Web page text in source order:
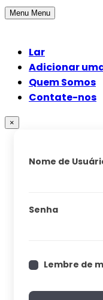
Menu Menu
Lar
Adicionar
Quem Somos
Contate-nos
×
Nome de
Senha
Lembre de